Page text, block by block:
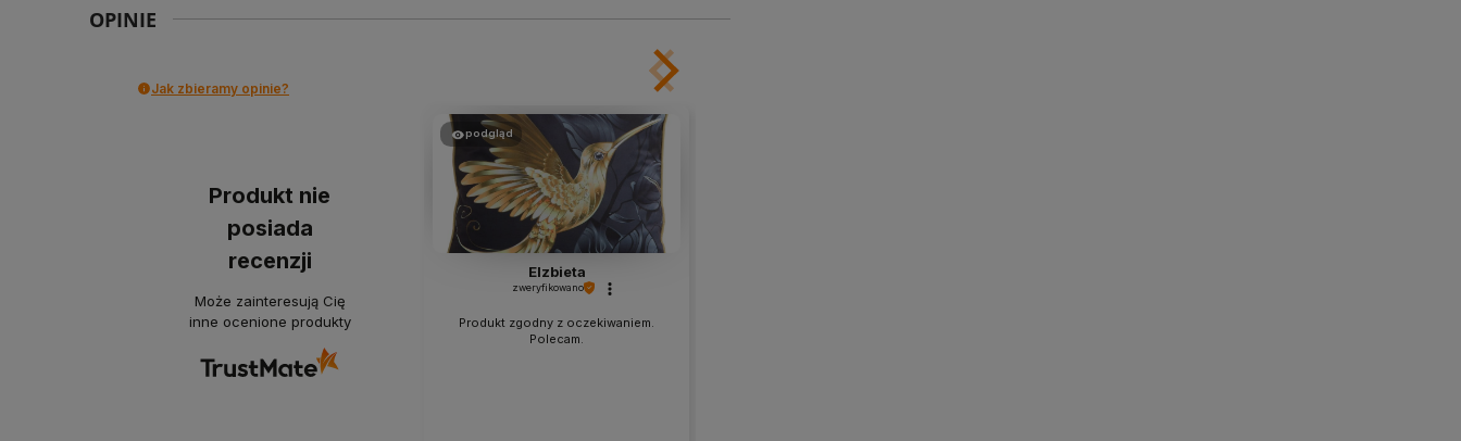
OPINIE
Jak zbieramy opinie?
Produkt nie
posiada
recenzji
Może zainteresują Cię
inne ocenione produkty
podgląd
Elzbieta
zweryfikowano
Produkt zgodny z oczekiwaniem.
Polecam.